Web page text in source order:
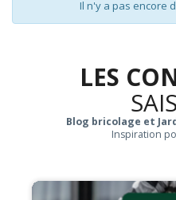
Il n'y a pas encore
LES
Blog bricolage et
Inspiration